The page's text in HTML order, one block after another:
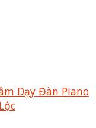
Dạy Đàn Piano